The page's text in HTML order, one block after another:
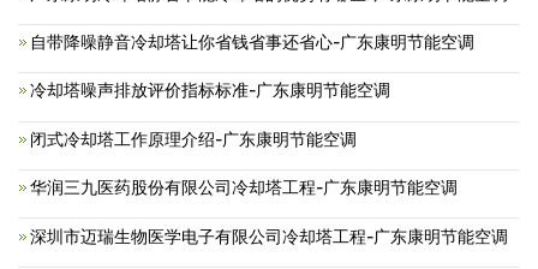
自带降噪静音冷却塔让你省钱省事还省心-广东康明节能空调
冷却塔噪声排放评价指标标准-广东康明节能空调
闭式冷却塔工作原理介绍-广东康明节能空调
华润三九医药股份有限公司冷却塔工程-广东康明节能空调
深圳市迈瑞生物医学电子有限公司冷却塔工程-广东康明节能空调